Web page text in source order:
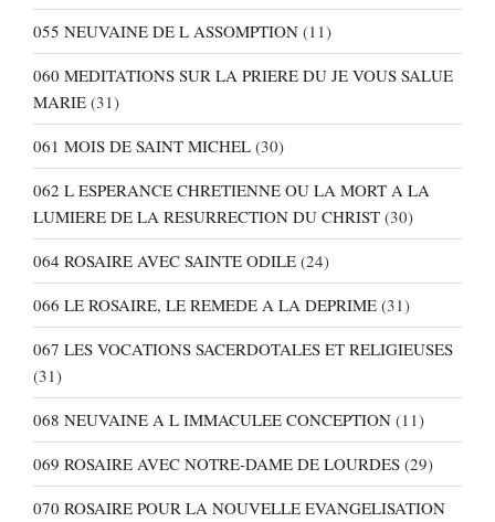
055 NEUVAINE DE L ASSOMPTION (11)
060 MEDITATIONS SUR LA PRIERE DU JE VOUS SALUE
MARIE (31)
061 MOIS DE SAINT MICHEL (30)
062 L ESPERANCE CHRETIENNE OU LA MORT A LA
LUMIERE DE LA RESURRECTION DU CHRIST (30)
064 ROSAIRE AVEC SAINTE ODILE (24)
066 LE ROSAIRE, LE REMEDE A LA DEPRIME (31)
067 LES VOCATIONS SACERDOTALES ET RELIGIEUSES
(31)
068 NEUVAINE A L IMMACULEE CONCEPTION (11)
069 ROSAIRE AVEC NOTRE-DAME DE LOURDES (29)
070 ROSAIRE POUR LA NOUVELLE EVANGELISATION